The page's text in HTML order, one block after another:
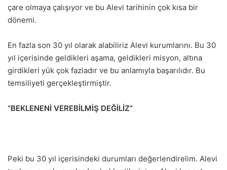
çare olmaya çalışıyor ve bu Alevi tarihinin çok kısa bir
dönemi.
En fazla son 30 yıl olarak alabiliriz Alevi kurumlarını. Bu 30
yıl içerisinde geldikleri aşama, geldikleri misyon, altına
girdikleri yük çok fazladır ve bu anlamıyla başarılıdır. Bu
temsiliyeti gerçekleştirmiştir.
“BEKLENENİ VEREBİLMİŞ DEĞİLİZ”
Peki bu 30 yıl içerisindeki durumları değerlendirelim. Alevi